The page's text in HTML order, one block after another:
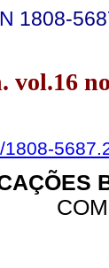
1808-
vol.16